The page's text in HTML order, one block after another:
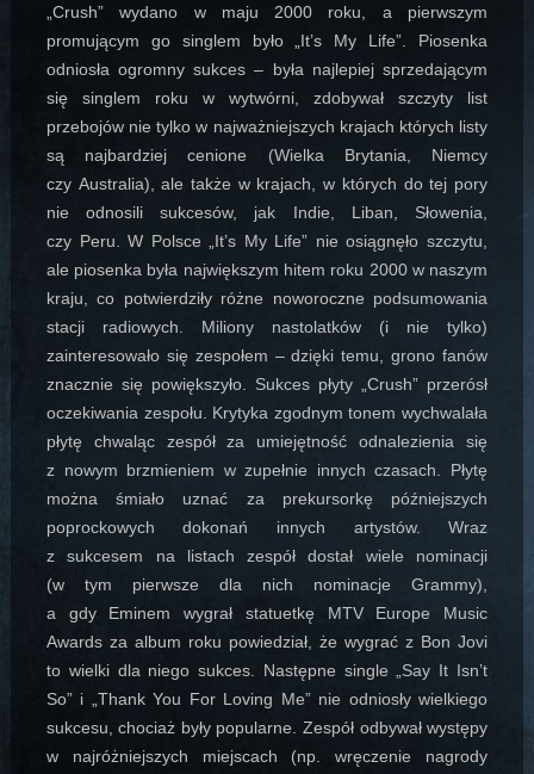
„Crush” wydano w maju 2000 roku, a pierwszym
promującym go singlem było „It’s My Life”. Piosenka
odniosła ogromny sukces – była najlepiej sprzedającym
się singlem roku w wytwórni, zdobywał szczyty list
przebojów nie tylko w najważniejszych krajach których listy
są najbardziej cenione (Wielka Brytania, Niemcy
czy Australia), ale także w krajach, w których do tej pory
nie odnosili sukcesów, jak Indie, Liban, Słowenia,
czy Peru. W Polsce „It’s My Life” nie osiągnęło szczytu,
ale piosenka była największym hitem roku 2000 w naszym
kraju, co potwierdziły różne noworoczne podsumowania
stacji radiowych. Miliony nastolatków (i nie tylko)
zainteresowało się zespołem – dzięki temu, grono fanów
znacznie się powiększyło. Sukces płyty „Crush” przerósł
oczekiwania zespołu. Krytyka zgodnym tonem wychwalała
płytę chwaląc zespół za umiejętność odnalezienia się
z nowym brzmieniem w zupełnie innych czasach. Płytę
można śmiało uznać za prekursorkę późniejszych
poprockowych dokonań innych artystów. Wraz
z sukcesem na listach zespół dostał wiele nominacji
(w tym pierwsze dla nich nominacje Grammy),
a gdy Eminem wygrał statuetkę MTV Europe Music
Awards za album roku powiedział, że wygrać z Bon Jovi
to wielki dla niego sukces. Następne single „Say It Isn’t
So” i „Thank You For Loving Me” nie odniosły wielkiego
sukcesu, chociaż były popularne. Zespół odbywał występy
w najróżniejszych miejscach (np. wręczenie nagrody